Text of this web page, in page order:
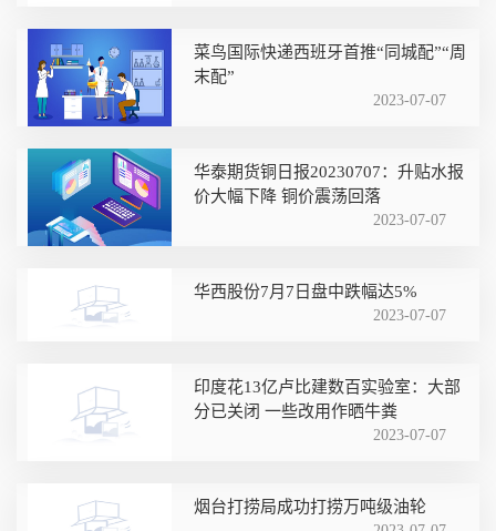
菜鸟国际快递西班牙首推“同城配”“周
末配”
2023-07-07
华泰期货铜日报20230707：升贴水报
价大幅下降 铜价震荡回落
2023-07-07
华西股份7月7日盘中跌幅达5%
2023-07-07
印度花13亿卢比建数百实验室：大部
分已关闭 一些改用作晒牛粪
2023-07-07
烟台打捞局成功打捞万吨级油轮